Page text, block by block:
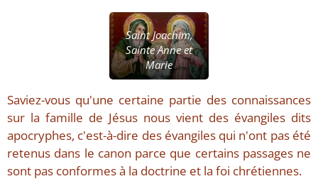
Saint Joachim,
Sainte Anne et
Marie
Saviez-vous qu'une certaine partie des connaissances
sur la famille de Jésus nous vient des évangiles dits
apocryphes, c'est-à-dire des évangiles qui n'ont pas été
retenus dans le canon parce que certains passages ne
sont pas conformes à la doctrine et la foi chrétiennes.